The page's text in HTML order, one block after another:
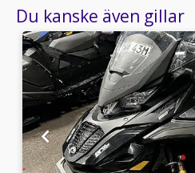
Du kanske även gillar